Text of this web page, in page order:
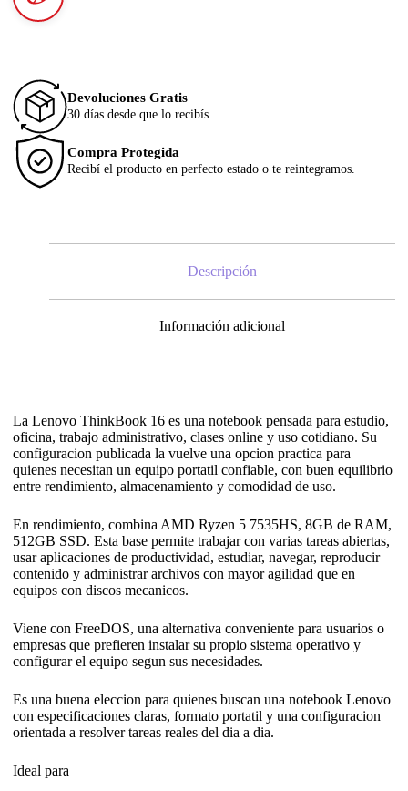
Devoluciones Gratis
30 días desde que lo recibís.
Compra Protegida
Recibí el producto en perfecto estado o te reintegramos.
Descripción
Información adicional
La Lenovo ThinkBook 16 es una notebook pensada para estudio,
oficina, trabajo administrativo, clases online y uso cotidiano. Su
configuracion publicada la vuelve una opcion practica para
quienes necesitan un equipo portatil confiable, con buen equilibrio
entre rendimiento, almacenamiento y comodidad de uso.
En rendimiento, combina AMD Ryzen 5 7535HS, 8GB de RAM,
512GB SSD. Esta base permite trabajar con varias tareas abiertas,
usar aplicaciones de productividad, estudiar, navegar, reproducir
contenido y administrar archivos con mayor agilidad que en
equipos con discos mecanicos.
Viene con FreeDOS, una alternativa conveniente para usuarios o
empresas que prefieren instalar su propio sistema operativo y
configurar el equipo segun sus necesidades.
Es una buena eleccion para quienes buscan una notebook Lenovo
con especificaciones claras, formato portatil y una configuracion
orientada a resolver tareas reales del dia a dia.
Ideal para